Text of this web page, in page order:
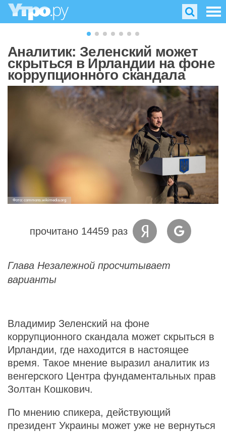
Аналитик: Зеленский может
скрыться в Ирландии на фоне
коррупционного скандала
Фото: commons.wikimedia.org
прочитано 14459 раз
Глава Незалежной просчитывает
варианты
Владимир Зеленский на фоне
коррупционного скандала может скрыться в
Ирландии, где находится в настоящее
время. Такое мнение выразил аналитик из
венгерского Центра фундаментальных прав
Золтан Кошкович.
По мнению спикера, действующий
президент Украины может уже не вернуться